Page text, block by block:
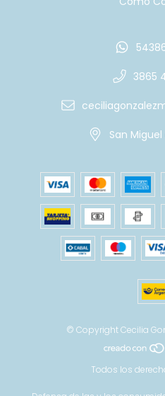
3865
San
© Copyright Cecilia
Todos los